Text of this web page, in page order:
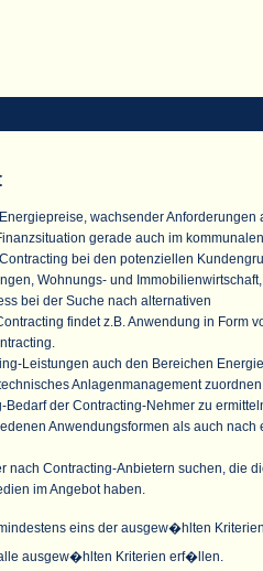
wachsender Anforderungen
gerade auch im
bei den potenziellen
Wohnungs- und
bei der Suche nach alternativen
findet z.B. Anwendung in Form
Leistungen auch den Bereichen
Anlagenmanagement
der Contracting-Nehmer zu
Anwendungsformen als auch nach
Contracting-Anbietern suchen, die
im Angebot haben.
eins der ausgew�hlten
ausgew�hlten Kriterien erf�llen.